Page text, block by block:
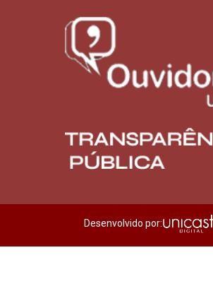
Desenvolvido por: